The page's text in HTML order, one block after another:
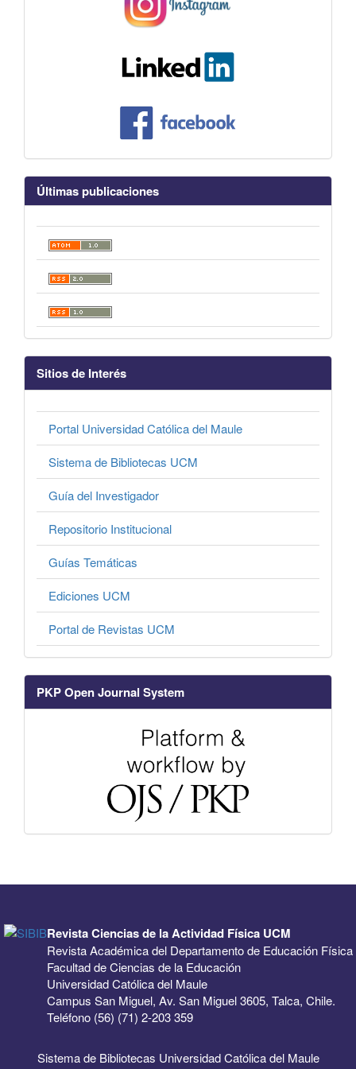
Últimas publicaciones
Sitios de Interés
Portal Universidad Católica del Maule
Sistema de Bibliotecas UCM
Guía del Investigador
Repositorio Institucional
Guías Temáticas
Ediciones UCM
Portal de Revistas UCM
PKP Open Journal System
Revista Ciencias de la Actividad Física UCM
Revista Académica del Departamento de Educación Física
Facultad de Ciencias de la Educación
Universidad Católica del Maule
Campus San Miguel, Av. San Miguel 3605, Talca, Chile.
Teléfono (56) (71) 2-203 359
Sistema de Bibliotecas Universidad Católica del Maule